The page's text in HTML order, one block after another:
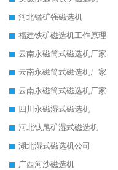
河北锰矿强磁选机
福建铁矿磁选机工作原理
云南永磁筒式磁选机厂家
云南永磁筒式磁选机厂家
云南永磁筒式磁选机厂家
四川永磁湿式磁选机
河北钛尾矿湿式磁选机
湖北湿式磁选机公司
广西河沙磁选机